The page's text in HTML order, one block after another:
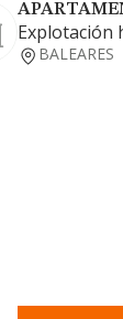
Explotación
BALEARES